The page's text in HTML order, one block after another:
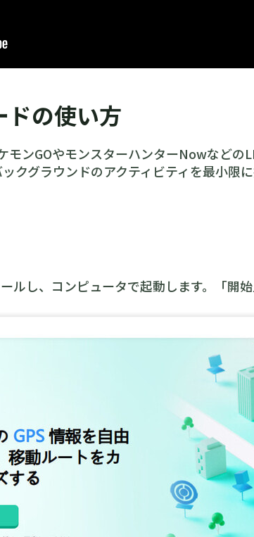
の使い方
ンGOやモンスターハンターNowなどの
クグラウンドのアクティビティを最小限
ルし、コンピュータで起動します。「開始